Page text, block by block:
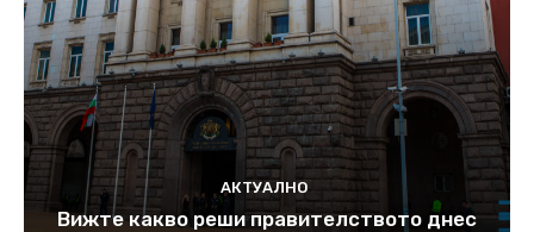
АКТУАЛНО
Вижте какво реши правителството днес